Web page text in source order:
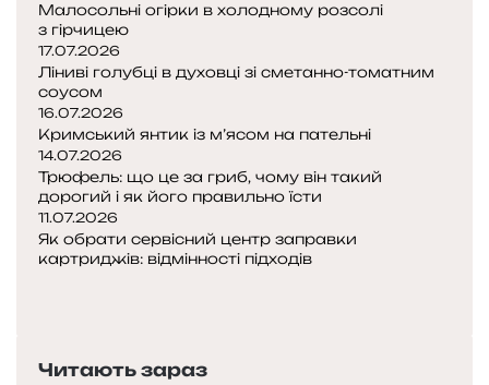
Малосольні огірки в холодному розсолі
з гірчицею
17.07.2026
Ліниві голубці в духовці зі сметанно-томатним
соусом
16.07.2026
Кримський янтик із м’ясом на пательні
14.07.2026
Трюфель: що це за гриб, чому він такий
дорогий і як його правильно їсти
11.07.2026
Як обрати сервісний центр заправки
картриджів: відмінності підходів
Читають зараз